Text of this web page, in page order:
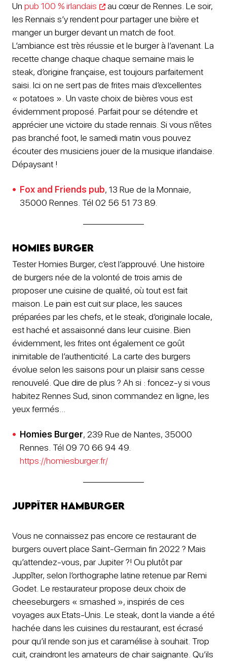
Un pub 100 % irlandais
au cœur de Rennes. Le soir,
les Rennais s’y rendent pour partager une bière et
manger un burger devant un match de foot.
L’ambiance est très réussie et le burger à l’avenant. La
recette change chaque chaque semaine mais le
steak, d’origine française, est toujours parfaitement
saisi. Ici on ne sert pas de frites mais d’excellentes
« potatoes ». Un vaste choix de bières vous est
évidemment proposé. Parfait pour se détendre et
apprécier une victoire du stade rennais. Si vous n’êtes
pas branché foot, le samedi matin vous pouvez
écouter des musiciens jouer de la musique irlandaise.
Dépaysant !
Fox and Friends pub, 13 Rue de la Monnaie,
35000 Rennes. Tél 02 56 51 73 89.
Homies Burger
Tester Homies Burger, c’est l’approuvé. Une histoire
de burgers née de la volonté de trois amis de
proposer une cuisine de qualité, où tout est fait
maison. Le pain est cuit sur place, les sauces
préparées par les chefs, et le steak, d’originale locale,
est haché et assaisonné dans leur cuisine. Bien
évidemment, les frites ont également ce goût
inimitable de l’authenticité. La carte des burgers
évolue selon les saisons pour un plaisir sans cesse
renouvelé. Que dire de plus ? Ah si : foncez-y si vous
habitez Rennes Sud, sinon commandez en ligne, les
yeux fermés…
Homies Burger, 239 Rue de Nantes, 35000
Rennes. Tél 09 70 66 94 49.
https://homiesburger.fr/
Juppĭter Hamburger
Vous ne connaissez pas encore ce restaurant de
burgers ouvert place Saint-Germain fin 2022 ? Mais
qu’attendez-vous, par Jupiter ?! Ou plutôt par
Juppĭter, selon l’orthographe latine retenue par Remi
Godet. Le restaurateur propose deux choix de
cheeseburgers « smashed », inspirés de ces
voyages aux Etats-Unis. Le steak, dont la viande a été
hachée dans les cuisines du restaurant, est écrasé
pour qu’il rende son jus et caramélise à souhait. Trop
cuit, craindront les amateurs de chair saignante. Qu’ils